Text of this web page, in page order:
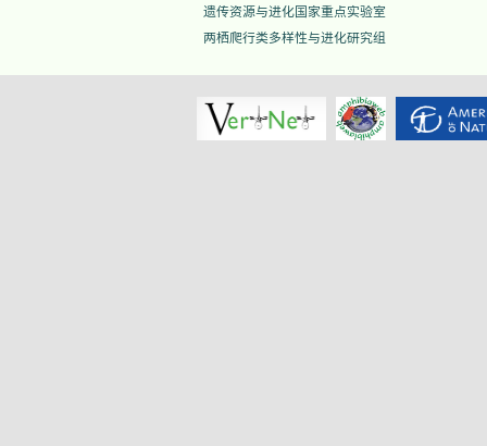
遗传资源与进化国家重点实验室
两栖爬行类多样性与进化研究组